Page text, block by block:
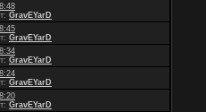
GravEYarD
GravEYarD
GravEYarD
GravEYarD
GravEYarD